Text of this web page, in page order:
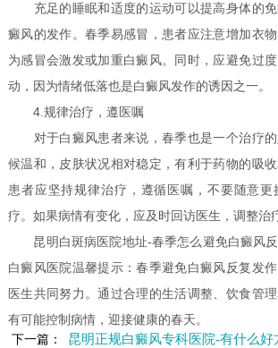
充足的睡眠和适度的运动可以提高身体的免
癜风的发作。春季易感冒，患者应注意增加衣
为感冒会激发或加重白癜风。同时，应避免过
动，因为情绪低落也是白癜风发作的诱因之一。
4.规律治疗，遵医嘱
对于白癜风患者来说，春季也是一个治疗的
候温和，皮肤状况相对稳定，有利于药物的吸收
患者应坚持规律治疗，遵循医嘱，不要随意
疗。如果病情有变化，应及时回访医生，调整治
昆明白斑病医院地址-春季怎么避免白癜风反
白癜风医院温馨提示：春季避免白癜风反复发
医生共同努力。通过合理的生活调整、饮食管
有可能控制病情，迎接健康的春天。
下一篇： 昆明正规白癜风专科医院-有什么好方法